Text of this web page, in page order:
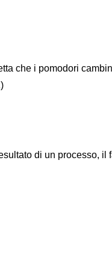
che i pomodori
di un processo, il